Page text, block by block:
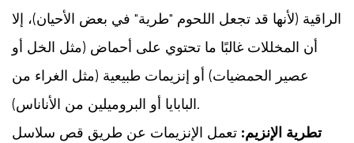
الراقية (لأنها قد تجعل اللحوم "طرية" في بعض الأحيان)، إلا
أن المخللات غالبًا ما تحتوي على أحماض (مثل الخل أو
عصير الحمضيات) أو إنزيمات طبيعية (مثل الغراء من
البابايا أو البروميلين من الأناناس).
تطرية الإنزيم: تعمل الإنزيمات عن طريق قص سلاسل